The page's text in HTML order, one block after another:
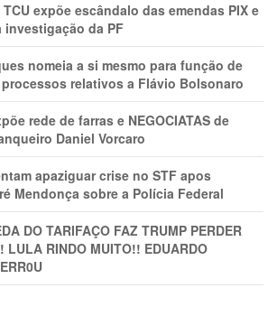
expõe escândalo das emendas PIX e
da PF
nomeia a si mesmo para função de
relativos a Flávio Bolsonaro
rede de farras e NEGOCIATAS de
Daniel Vorcaro
apaziguar crise no STF apos
Mendonça sobre a Polícia Federal
DO TARIFAÇO FAZ TRUMP PERDER
LULA RINDO MUITO!! EDUARDO